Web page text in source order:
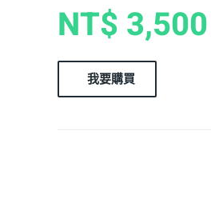
NT$ 3,500
我要購買